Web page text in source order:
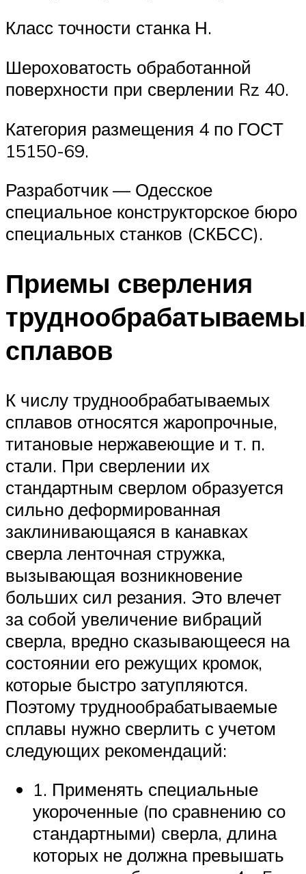
Класс точности станка Н.
Шероховатость обработанной
поверхности при сверлении Rz 40.
Категория размещения 4 по ГОСТ
15150-69.
Разработчик — Одесское
специальное конструкторское бюро
специальных станков (СКБСС).
Приемы сверления
сплавов
К числу труднообрабатываемых
сплавов относятся жаропрочные,
титановые нержавеющие и т. п.
стали. При сверлении их
стандартным сверлом образуется
сильно деформированная
заклинивающаяся в канавках
сверла ленточная стружка,
вызывающая возникновение
больших сил резания. Это влечет
за собой увеличение вибраций
сверла, вредно сказывающееся на
состоянии его режущих кромок,
которые быстро затупляются.
Поэтому труднообрабатываемые
сплавы нужно сверлить с учетом
следующих рекомендаций:
1. Применять специальные
укороченные (по сравнению со
стандартными) сверла, длина
которых не должна превышать